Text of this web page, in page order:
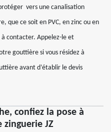
vers une canalisation
que ce soit en PVC, en zinc ou en
à contacter. Appelez-le et
gouttière si vous résidez à
avant d’établir le devis
confiez la pose à
zinguerie JZ